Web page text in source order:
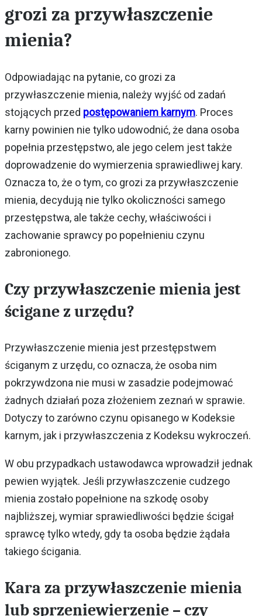
grozi za przywłaszczenie
mienia?
Odpowiadając na pytanie, co grozi za
przywłaszczenie mienia, należy wyjść od zadań
stojących przed postępowaniem karnym. Proces
karny powinien nie tylko udowodnić, że dana osoba
popełnia przestępstwo, ale jego celem jest także
doprowadzenie do wymierzenia sprawiedliwej kary.
Oznacza to, że o tym, co grozi za przywłaszczenie
mienia, decydują nie tylko okoliczności samego
przestępstwa, ale także cechy, właściwości i
zachowanie sprawcy po popełnieniu czynu
zabronionego.
Czy przywłaszczenie mienia jest
ścigane z urzędu?
Przywłaszczenie mienia jest przestępstwem
ściganym z urzędu, co oznacza, że osoba nim
pokrzywdzona nie musi w zasadzie podejmować
żadnych działań poza złożeniem zeznań w sprawie.
Dotyczy to zarówno czynu opisanego w Kodeksie
karnym, jak i przywłaszczenia z Kodeksu wykroczeń.
W obu przypadkach ustawodawca wprowadził jednak
pewien wyjątek. Jeśli przywłaszczenie cudzego
mienia zostało popełnione na szkodę osoby
najbliższej, wymiar sprawiedliwości będzie ścigał
sprawcę tylko wtedy, gdy ta osoba będzie żądała
takiego ścigania.
Kara za przywłaszczenie mienia
lub sprzeniewierzenie – czy